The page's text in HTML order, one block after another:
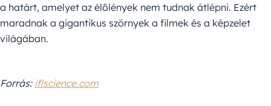
a határt, amelyet az élőlények nem tudnak átlépni. Ezért
maradnak a gigantikus szörnyek a filmek és a képzelet
világában.
Forrás: iflscience.com